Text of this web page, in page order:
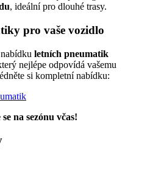
, ideální pro dlouhé trasy.
pro vaše vozidlo
letních pneumatik
nejlépe odpovídá vašemu
si kompletní nabídku:
na sezónu včas!